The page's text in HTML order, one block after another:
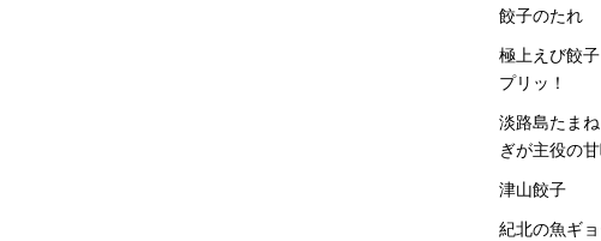
餃子のたれ
極上えび餃
プリッ！
淡路島たま
ぎが主役の
津山餃子
紀北の魚ギ